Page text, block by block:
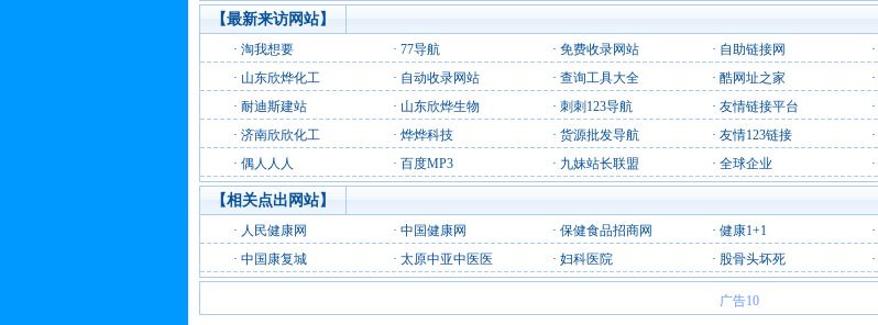
【最新来访网站】
· 淘我想要 · 77导航 · 免费收录网站 · 自助链接网 ·
· 山东欣烨化工 · 自动收录网站 · 查询工具大全 · 酷网址之家 ·
· 耐迪斯建站 · 山东欣烨生物 · 刺刺123导航 · 友情链接平台 ·
· 济南欣欣化工 · 烨烨科技 · 货源批发导航 · 友情123链接 ·
· 偶人人人 · 百度MP3 · 九妹站长联盟 · 全球企业 ·
【相关点出网站】
· 人民健康网 · 中国健康网 · 保健食品招商网 · 健康1+1 ·
· 中国康复城 · 太原中亚中医医 · 妇科医院 · 股骨头坏死 ·
广告10